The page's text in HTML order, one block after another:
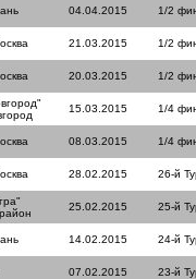
04.04.2015 1/2
21.03.2015 1/2
20.03.2015 1/2
15.03.2015 1/4
08.03.2015 1/4
28.02.2015 26-й
25.02.2015 25-й
14.02.2015 24-й
07.02.2015 23-й